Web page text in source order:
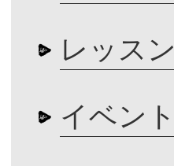
レッスン
イベント